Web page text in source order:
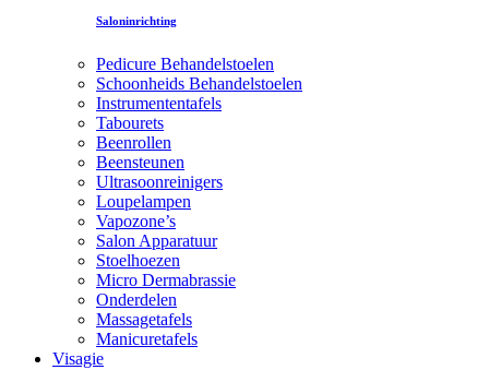
Saloninrichting
Pedicure Behandelstoelen
Schoonheids Behandelstoelen
Instrumententafels
Tabourets
Beenrollen
Beensteunen
Ultrasoonreinigers
Loupelampen
Vapozone’s
Salon Apparatuur
Stoelhoezen
Micro Dermabrassie
Onderdelen
Massagetafels
Manicuretafels
Visagie